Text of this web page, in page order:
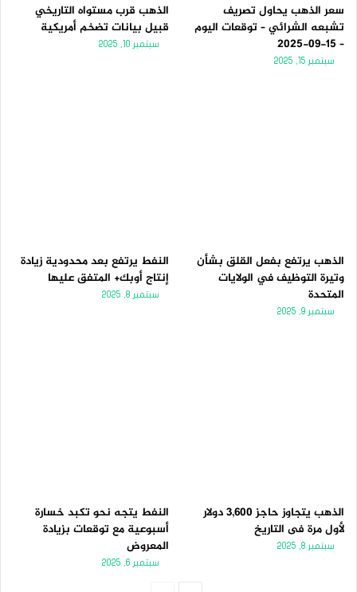
سعر الذهب يحاول تصريف
تشبعه الشرائي – توقعات اليوم
– 15-09-2025
سبتمبر 15, 2025
الذهب قرب مستواه التاريخي
قبيل بيانات تضخم أمريكية
سبتمبر 10, 2025
الذهب يرتفع بفعل القلق بشأن
وتيرة التوظيف في الولايات
المتحدة
سبتمبر 9, 2025
النفط يرتفع بعد محدودية زيادة
إنتاج أوبك+ المتفق عليها
سبتمبر 8, 2025
الذهب يتجاوز حاجز 3,600 دولار
لأول مرة فى التاريخ
سبتمبر 8, 2025
النفط يتجه نحو تكبد خسارة
أسبوعية مع توقعات بزيادة
المعروض
سبتمبر 6, 2025